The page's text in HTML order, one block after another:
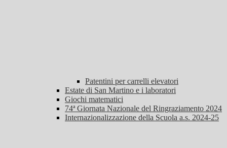
Patentini per carrelli elevatori
Estate di San Martino e i laboratori
Giochi matematici
74ª Giornata Nazionale del Ringraziamento 2024
Internazionalizzazione della Scuola a.s. 2024-25